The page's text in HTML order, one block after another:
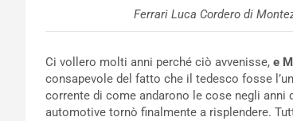
Ferrari Luca Cordero di
Ci vollero molti anni perché ciò avvenisse, e
consapevole del fatto che il tedesco fosse
corrente di come andarono le cose negli
automotive tornò finalmente a risplendere.